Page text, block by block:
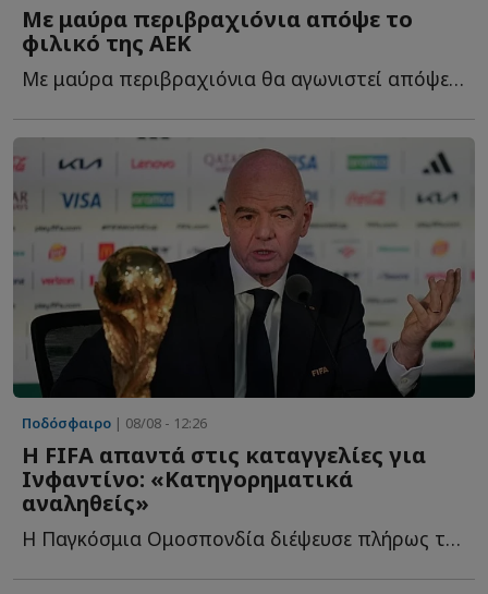
Με μαύρα περιβραχιόνια απόψε το
φιλικό της ΑΕΚ
Με μαύρα περιβραχιόνια θα αγωνιστεί απόψε η ΑΕΚ στο φ...
Ποδόσφαιρο | 08/08 - 12:26
Η FIFA απαντά στις καταγγελίες για
Ινφαντίνο: «Κατηγορηματικά
αναληθείς»
Η Παγκόσμια Ομοσπονδία διέψευσε πλήρως τα δημοσιεύματα π...